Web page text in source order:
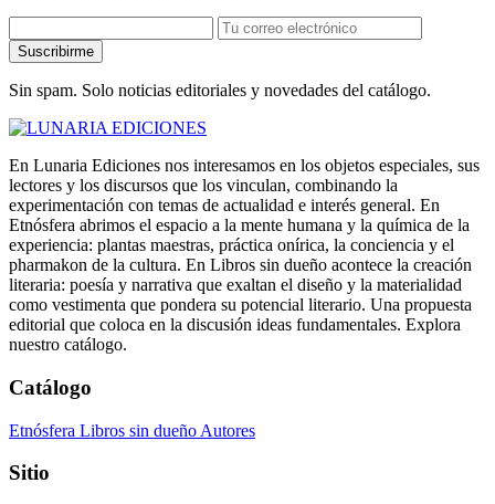
Suscribirme
Sin spam. Solo noticias editoriales y novedades del catálogo.
En Lunaria Ediciones nos interesamos en los objetos especiales, sus
lectores y los discursos que los vinculan, combinando la
experimentación con temas de actualidad e interés general. En
Etnósfera abrimos el espacio a la mente humana y la química de la
experiencia: plantas maestras, práctica onírica, la conciencia y el
pharmakon de la cultura. En Libros sin dueño acontece la creación
literaria: poesía y narrativa que exaltan el diseño y la materialidad
como vestimenta que pondera su potencial literario. Una propuesta
editorial que coloca en la discusión ideas fundamentales. Explora
nuestro catálogo.
Catálogo
Etnósfera Libros sin dueño Autores
Sitio